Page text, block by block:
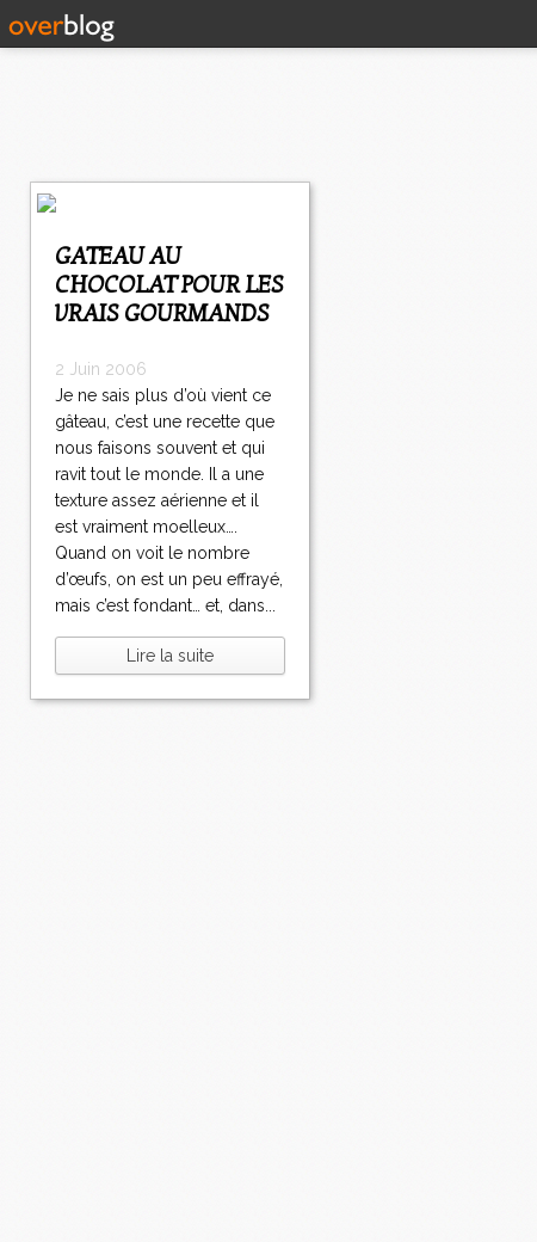
GATEAU AU
CHOCOLAT POUR LES
VRAIS GOURMANDS
2 Juin 2006
Je ne sais plus d’où vient ce
gâteau, c’est une recette que
nous faisons souvent et qui
ravit tout le monde. Il a une
texture assez aérienne et il
est vraiment moelleux….
Quand on voit le nombre
d’œufs, on est un peu effrayé,
mais c’est fondant… et, dans...
Lire la suite